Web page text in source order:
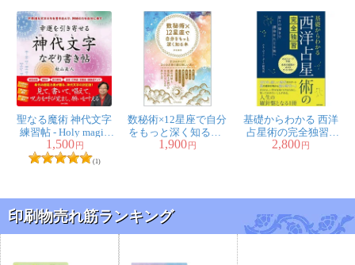
number fortune-telling
pen copying sutra
聖なる魔術 神代文字
練習帖 ‐ Holy magic
divine writing practice
book
1,500 円
(1)
数秘術×12星座で自分
をもっと深く知る本 ‐
A book to learn more
1,900 円
基礎からわかる 西洋
占星術の完全独習 ‐
Complete self-study of
2,800 円
印刷物売れ筋ランキング